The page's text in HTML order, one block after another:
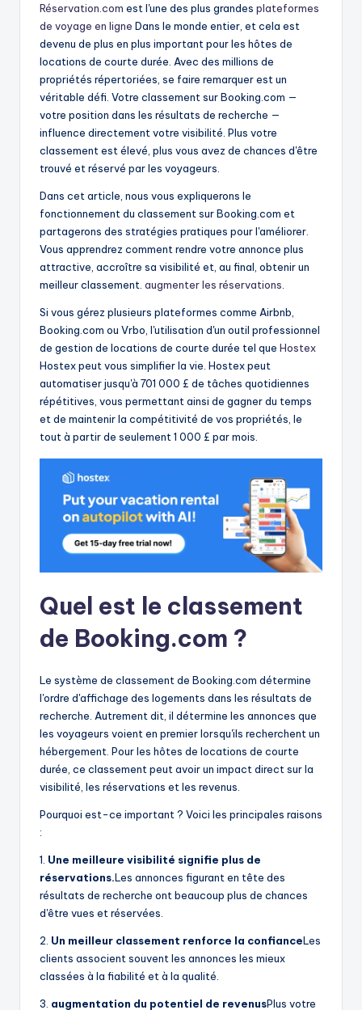
Réservation.com est l'une des plus grandes plateformes
de voyage en ligne Dans le monde entier, et cela est
devenu de plus en plus important pour les hôtes de
locations de courte durée. Avec des millions de
propriétés répertoriées, se faire remarquer est un
véritable défi. Votre classement sur Booking.com —
votre position dans les résultats de recherche —
influence directement votre visibilité. Plus votre
classement est élevé, plus vous avez de chances d'être
trouvé et réservé par les voyageurs.
Dans cet article, nous vous expliquerons le
fonctionnement du classement sur Booking.com et
partagerons des stratégies pratiques pour l'améliorer.
Vous apprendrez comment rendre votre annonce plus
attractive, accroître sa visibilité et, au final, obtenir un
meilleur classement. augmenter les réservations
Si vous gérez plusieurs plateformes comme Airbnb,
Booking.com ou Vrbo, l'utilisation d'un outil professionnel
de gestion de locations de courte durée tel que Hostex
Hostex peut vous simplifier la vie. Hostex peut
automatiser jusqu'à 701 000 £ de tâches quotidiennes
répétitives, vous permettant ainsi de gagner du temps
et de maintenir la compétitivité de vos propriétés, le
tout à partir de seulement 1 000 £ par mois.
Quel est le classement
de Booking.com ?
Le système de classement de Booking.com détermine
l'ordre d'affichage des logements dans les résultats de
recherche. Autrement dit, il détermine les annonces que
les voyageurs voient en premier lorsqu'ils recherchent un
hébergement. Pour les hôtes de locations de courte
durée, ce classement peut avoir un impact direct sur la
visibilité, les réservations et les revenus.
Pourquoi est-ce important ? Voici les principales raisons
:
1. Une meilleure visibilité signifie plus de
réservations.Les annonces figurant en tête des
résultats de recherche ont beaucoup plus de chances
d'être vues et réservées.
2. Un meilleur classement renforce la confianceLes
clients associent souvent les annonces les mieux
classées à la fiabilité et à la qualité.
3. augmentation du potentiel de revenusPlus votre